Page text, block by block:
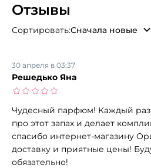
Отзывы
Сортировать:Сначала новые
Решедько Яна
30 апреля в 03:37
Чудесный парфюм! Каждый раз
про этот запах и делает
спасибо интернет-магазину
доставку и приятные цены!
обязательно!